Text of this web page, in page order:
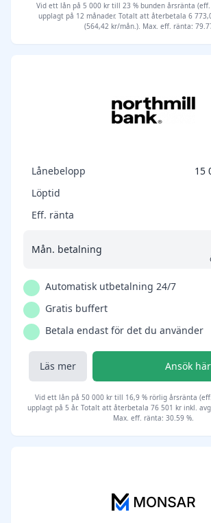
Vid ett lån på 5 000 kr till 23 % bunden årsränta
upplagt på 12 månader. Totalt att återbetala 6
(564,42 kr/mån.). Max. eff. ränta:
Lånebelopp
15
Löptid
Eff. ränta
Mån. betalning
Automatisk utbetalning 24/7
Gratis buffert
Betala endast för det du använder
Läs mer Ansök här
Vid ett lån på 50 000 kr till 16,9 % rörlig årsränta
upplagt på 5 år. Totalt att återbetala 76 501 kr inkl.
Max. eff. ränta: 30.59 %.